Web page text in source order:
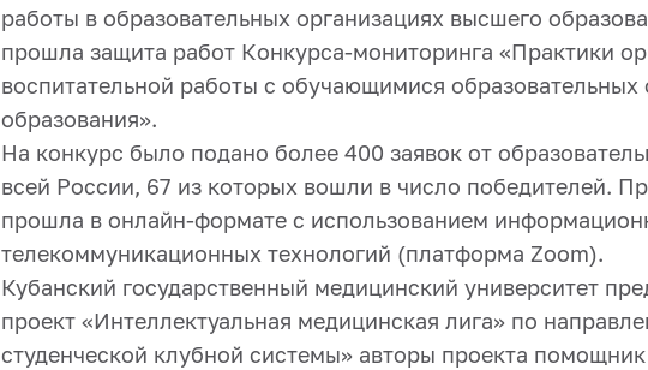
работы в образовательных организациях высшего
прошла защита работ Конкурса-мониторинга «Практики
воспитательной работы с обучающимися образовательных
образования».
На конкурс было подано более 400 заявок от
всей России, 67 из которых вошли в число победителей.
прошла в онлайн-формате с использованием
телекоммуникационных технологий (платформа Zoom).
Кубанский государственный медицинский университет
проект «Интеллектуальная медицинская лига» по
студенческой клубной системы» авторы проекта